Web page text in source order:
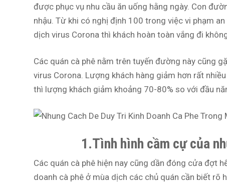
được phục vụ nhu cầu ăn uống hằng ngày. Con
nhậu. Từ khi có nghị định 100 trong việc vi phạm
dịch virus Corona thì khách hoàn toàn vắng đi
Các quán cà phê nằm trên tuyến đường này cũng
virus Corona. Lượng khách hàng giảm hơn rất
thì lượng khách giảm khoảng 70-80% so với đầu
1.Tình hình cầm cự của
Các quán cà phê hiện nay cũng dần đóng cửa đợt
doanh cà phê ở mùa dịch các chủ quán cần biết rõ